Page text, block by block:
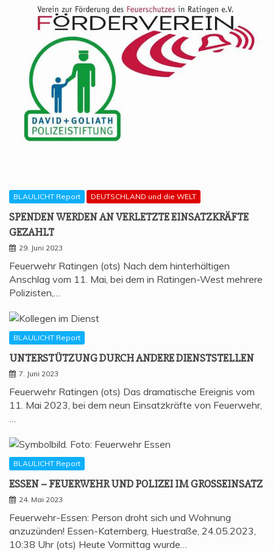
BLAULICHT Report DEUTSCHLAND und die WELT
SPEN­DEN WER­DEN AN VER­LETZ­TE EIN­SATZ­KRÄF­TE
GEZAHLT
29. Juni 2023
Feuerwehr Ratingen (ots) Nach dem hinterhältigen
Anschlag vom 11. Mai, bei dem in Ratingen-West mehrere
Polizisten,…
BLAULICHT Report
UNTER­STÜT­ZUNG DURCH ANDE­RE DIENSTSTELLEN
7. Juni 2023
Feuerwehr Ratingen (ots) Das dramatische Ereignis vom
11. Mai 2023, bei dem neun Einsatzkräfte von Feuerwehr,
BLAULICHT Report
ESSEN – FEU­ER­WEHR UND POLI­ZEI IM GROSSEINSATZ
24. Mai 2023
Feuerwehr-Essen: Person droht sich und Wohnung
anzuzünden! Essen-Katernberg, Huestraße, 24.05.2023,
10:38 Uhr (ots) Heute Vormittag wurde…